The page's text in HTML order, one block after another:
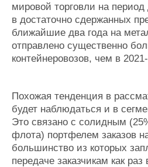
мировой торговли на период
в достаточно сдержанных
ближайшие два года на
отправлено существенно
контейнеровозов, чем в 2021-
Похожая тенденция в
будет наблюдаться и в
Это связано с солидным
флота) портфелем заказов
большинство из которых
передаче заказчикам как раз